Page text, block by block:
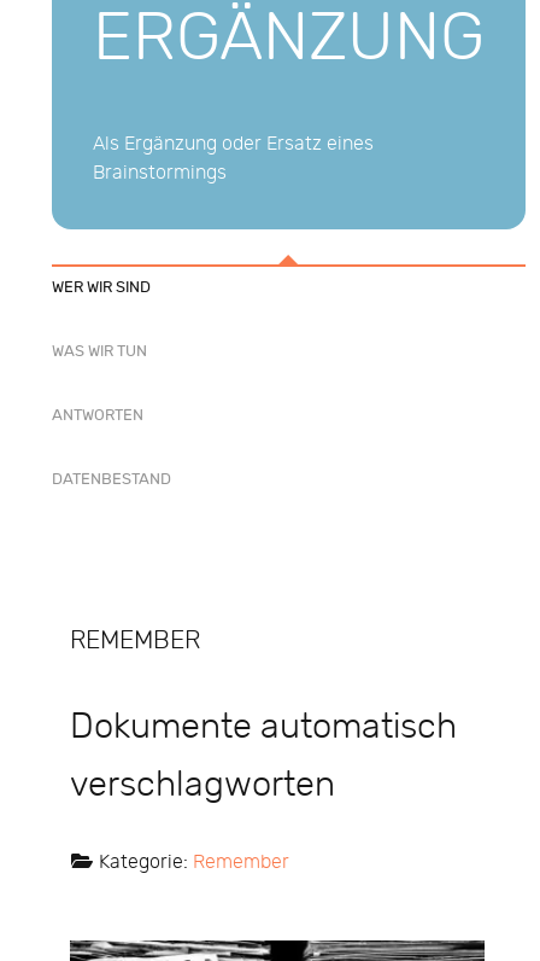
WER WIR SIND
WAS WIR TUN
ANTWORTEN
DATENBESTAND
ERGÄNZUNG
Als Ergänzung oder Ersatz eines
Brainstormings
REMEMBER
Dokumente automatisch
verschlagworten
Kategorie: Remember